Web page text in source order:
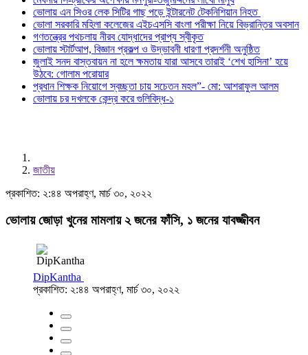
ভোলায় এন সিওর লেক সিটির গাছ পড়ে ইন্টারনেট টেকনিশিয়ান নিহত
ভোলা সরকারি মহিলা কলেজের এইচএসসি বাংলা পরীক্ষা নিয়ে বিভ্রান্তির অবসান
গণতন্ত্রের পথচলায় নীরব যোদ্ধাদের প্রাপ্য স্বীকৃত
ভোলায় স্টার্টআপ, বিজ্ঞান প্রকল্প ও উদ্ভাবনী ধারণা প্রদর্শনী অনুষ্ঠিত
জুলাই সনদ বাস্তবায়ন না হলে ক্ষমতায় যারা আসবে তারাই ‘শেখ হাসিনা’ হয়ে
উঠবে: গোলাম পরোয়ার
প্রধান শিক্ষক নিয়োগে স্বচ্ছতা চায় সচেতন মহল”- মো: আশরাফুল আলম
ভোলায় চর দখলকে কেন্দ্র করে গুলিবিদ্ধ-১
জাতীয়
প্রকাশিত: ২:৪৪ অপরাহ্ণ, মার্চ ৩০, ২০২২
ভোলায় জোড়া খুনের মামলায় ২ জনের ফাঁসি, ১ জনের যাবজ্জীবন
DipKantha
প্রকাশিত: ২:৪৪ অপরাহ্ণ, মার্চ ৩০, ২০২২